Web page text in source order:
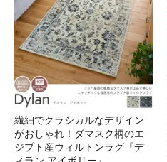
繊細でクラシカルなデザイン
がおしゃれ！ダマスク柄のエ
ジプト産ウィルトンラグ『デ